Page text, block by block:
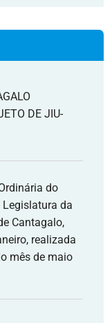
DE JIU-
do
Legislatura da
Cantagalo,
realizada
mês de maio